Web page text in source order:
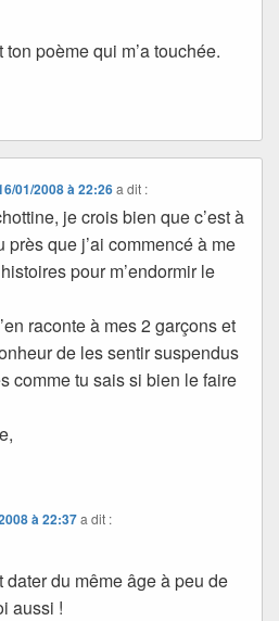
ton poème qui m’a touchée.
01/2008 à 22:26 a dit :
je crois bien que c’est à
près que j’ai commencé à me
pour m’endormir le
raconte à mes 2 garçons et
de les sentir suspendus
comme tu sais si bien le faire
à 22:37a dit :
du même âge à peu de
aussi !